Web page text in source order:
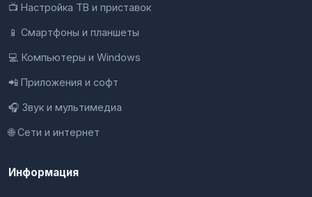
📺 Настройка ТВ и приставок
📱 Смартфоны и планшеты
💻 Компьютеры и Windows
📲 Приложения и софт
🎧 Звук и мультимедиа
🌐 Сети и интернет
Информация